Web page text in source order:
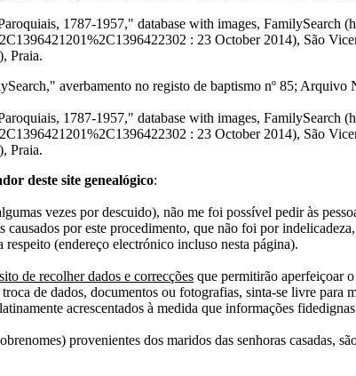
1787-1957," database with images,
: 23 October 2014), São
Praia.
averbamento no registo de baptismo nº 85; Arquivo
1787-1957," database with images,
: 23 October 2014), São
Praia.
deste site genealógico:
vezes por descuido), não me foi possível pedir às
causados por este procedimento, que não foi por
respeito (endereço electrónico incluso nesta página).
de recolher dados e correcções que permitirão aperfeiçoar
de dados, documentos ou fotografias, sinta-se livre para
acrescentados à medida que informações
provenientes dos maridos das senhoras casadas,